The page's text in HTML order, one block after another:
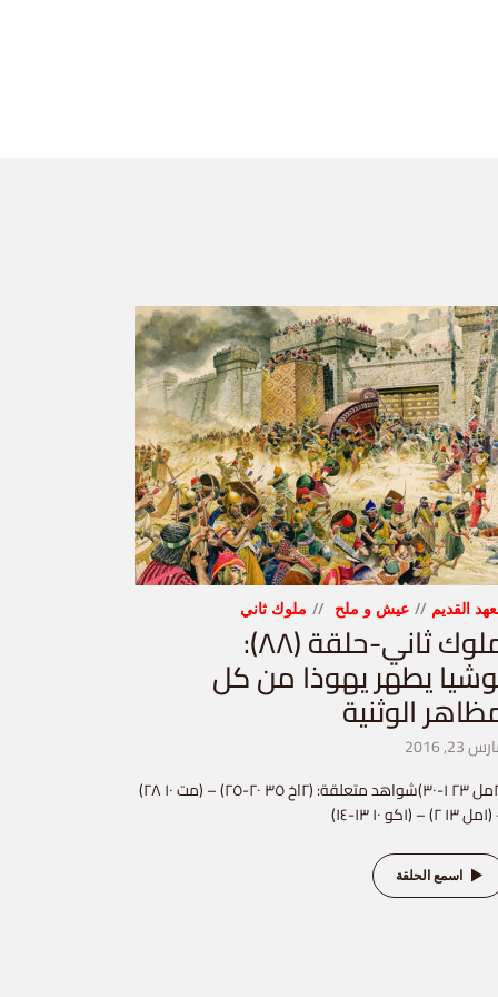
القديم عيش و ملح ملوك ثاني
ملوك ثاني-حلقة (٨٨):
يطهر يهوذا من كل
الوثنية
23, 2016
(٢مل ٢٣ ١-٣٠)شواهد متعلقة: (٢اخ ٣٥ ٢٠-٢٥) – (مت ١٠ ٢٨)
١٣-١٤)
اسمع الحلقة